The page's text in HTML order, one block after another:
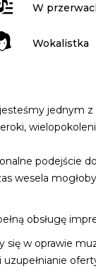
W
Wokalistka
jednym z
podejście
wesela
obsługę
się w oprawie
uzupełnianie